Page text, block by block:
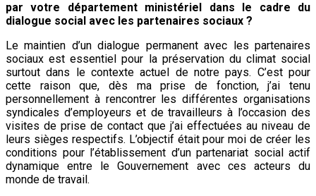
par votre département ministériel dans le cadre du
dialogue social avec les partenaires sociaux ?
Le maintien d’un dialogue permanent avec les partenaires
sociaux est essentiel pour la préservation du climat social
surtout dans le contexte actuel de notre pays. C’est pour
cette raison que, dès ma prise de fonction, j’ai tenu
personnellement à rencontrer les différentes organisations
syndicales d’employeurs et de travailleurs à l’occasion des
visites de prise de contact que j’ai effectuées au niveau de
leurs sièges respectifs. L’objectif était pour moi de créer les
conditions pour l’établissement d’un partenariat social actif
dynamique entre le Gouvernement avec ces acteurs du
monde de travail.